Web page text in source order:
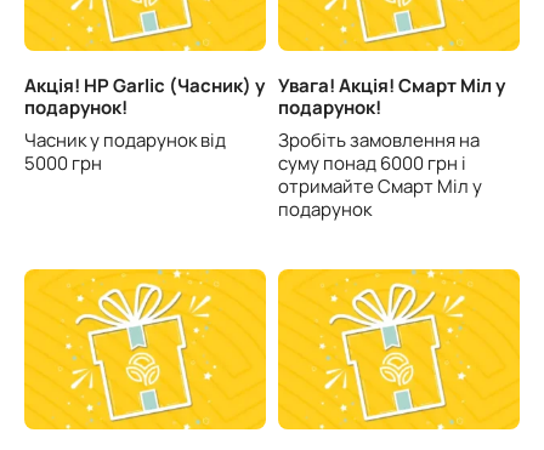
Акція! HP Garlic (Часник) у
подарунок!
Часник у подарунок від
5000 грн
Увага! Акція! Смарт Міл у
подарунок!
Зробіть замовлення на
суму понад 6000 грн і
отримайте Смарт Міл у
подарунок